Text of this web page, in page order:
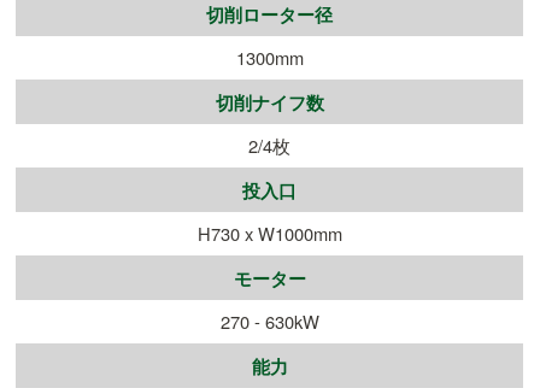
切削ローター径
1300mm
切削ナイフ数
2/4枚
投入口
H730 x W1000mm
モーター
270 - 630kW
能力